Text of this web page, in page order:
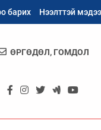
барих Нээлттэй
ӨРГӨДӨЛ, ГОМДОЛ